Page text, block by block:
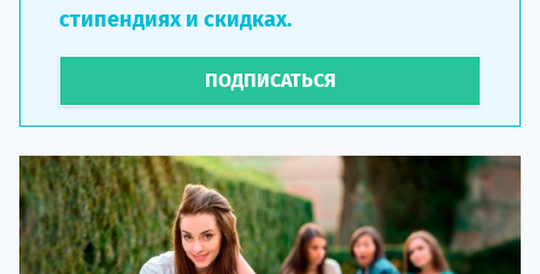
стипендиях и скидках.
ПОДПИСАТЬСЯ